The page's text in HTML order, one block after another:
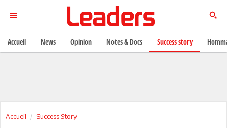
Accueil Success Story
Accueil News Opinion Notes & Docs Success story